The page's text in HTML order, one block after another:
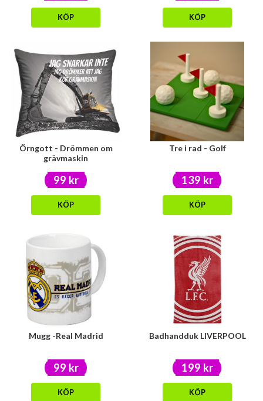
KÖP KÖP
Örngott - Drömmen om
grävmaskin
99 kr
KÖP
Tre i rad - Golf
139 kr
KÖP
Mugg -Real Madrid
99 kr
KÖP
Badhandduk LIVERPOOL
199 kr
KÖP